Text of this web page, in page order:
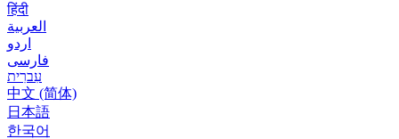
हिंदी
العربية
اردو
فارسی
עִברִית
中文 (简体)
日本語
한국어